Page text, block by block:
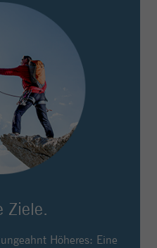
Ziele.
Höheres: Eine